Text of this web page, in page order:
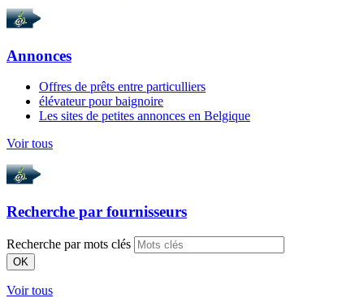
Annonces
Offres de prêts entre particulliers
élévateur pour baignoire
Les sites de petites annonces en Belgique
Voir tous
Recherche par fournisseurs
Recherche par mots clés
OK
Voir tous